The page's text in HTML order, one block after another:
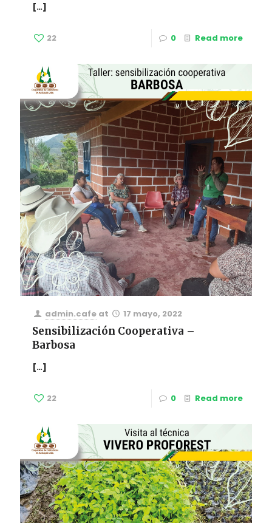
[…]
22 0 Read more
admin.cafe at 17 mayo, 2022
Sensibilización Cooperativa –
Barbosa
[…]
22 0 Read more